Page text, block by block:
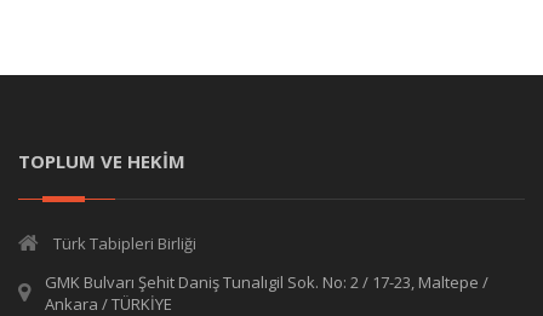
TOPLUM VE HEKİM
Türk Tabipleri Birliği
GMK Bulvarı Şehit Daniş Tunalıgil Sok. No: 2 / 17-23, Maltepe /
Ankara / TÜRKİYE